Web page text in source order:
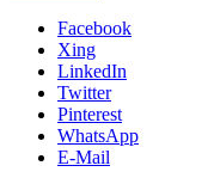
Facebook
Xing
LinkedIn
Twitter
Pinterest
WhatsApp
E-Mail